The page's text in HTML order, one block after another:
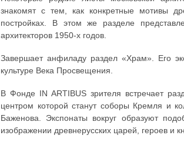
знакомят с тем, как конкретные мотивы
постройках. В этом же разделе
архитекторов 1950-х годов.
Завершает анфиладу раздел «Храм». Его
культуре Века Просвещения.
В Фонде IN ARTIBUS зрителя встречает
центром которой станут соборы Кремля и
Баженова. Экспонаты вокруг образуют
изображении древнерусских царей, героев и